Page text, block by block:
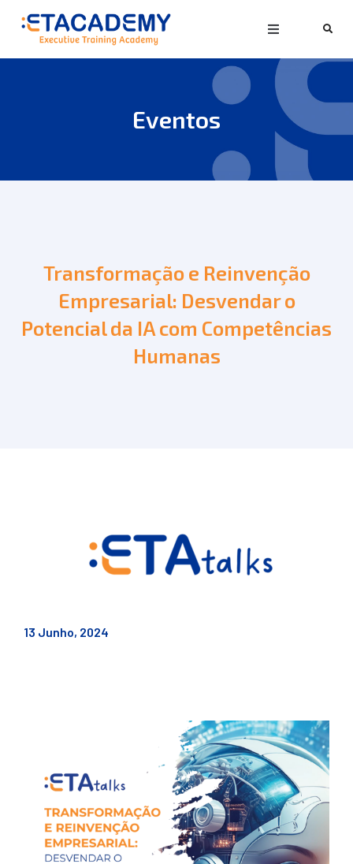
Eventos
Transformação e Reinvenção
Empresarial: Desvendar o
Potencial da IA com Competências
Humanas
13 Junho, 2024